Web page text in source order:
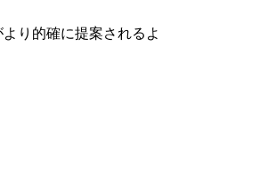
り的確に提案されるよ